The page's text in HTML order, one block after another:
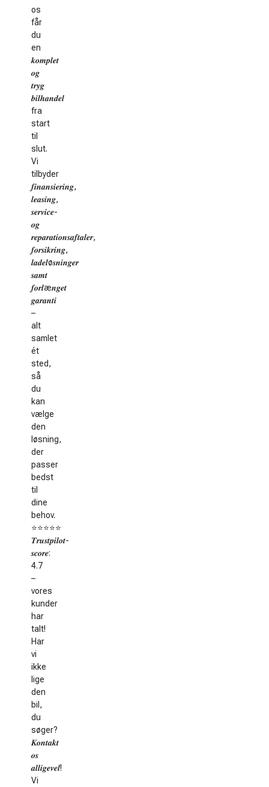
os
får
du
en
𝒌𝒐𝒎𝒑𝒍𝒆𝒕
𝒐𝒈
𝒕𝒓𝒚𝒈
𝒃𝒊𝒍𝒉𝒂𝒏𝒅𝒆𝒍
fra
start
til
slut.
Vi
tilbyder
𝒇𝒊𝒏𝒂𝒏𝒔𝒊𝒆𝒓𝒊𝒏𝒈,
𝒍𝒆𝒂𝒔𝒊𝒏𝒈,
𝒔𝒆𝒓𝒗𝒊𝒄𝒆-
𝒐𝒈
𝒓𝒆𝒑𝒂𝒓𝒂𝒕𝒊𝒐𝒏𝒔𝒂𝒇𝒕𝒂𝒍𝒆𝒓,
𝒇𝒐𝒓𝒔𝒊𝒌𝒓𝒊𝒏𝒈,
𝒍𝒂𝒅𝒆𝒍ø𝒔𝒏𝒊𝒏𝒈𝒆𝒓
𝒔𝒂𝒎𝒕
𝒇𝒐𝒓𝒍æ𝒏𝒈𝒆𝒕
𝒈𝒂𝒓𝒂𝒏𝒕𝒊
–
alt
samlet
ét
sted,
så
du
kan
vælge
den
løsning,
der
passer
bedst
til
dine
behov.
⭐️⭐️⭐️⭐️⭐️
𝑻𝒓𝒖𝒔𝒕𝒑𝒊𝒍𝒐𝒕-
𝒔𝒄𝒐𝒓𝒆:
4.7
–
vores
kunder
har
talt!
Har
vi
ikke
lige
den
bil,
du
søger?
𝑲𝒐𝒏𝒕𝒂𝒌𝒕
𝒐𝒔
𝒂𝒍𝒍𝒊𝒈𝒆𝒗𝒆𝒍!
Vi